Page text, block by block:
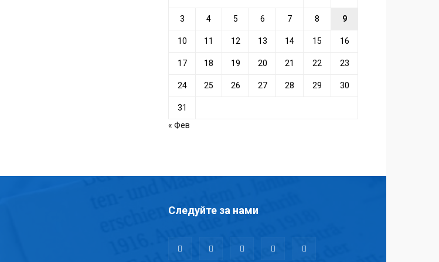
3 4 5 6 7 8 9
10 11 12 13 14 15 16
17 18 19 20 21 22 23
24 25 26 27 28 29 30
31
« Фев
Следуйте за нами